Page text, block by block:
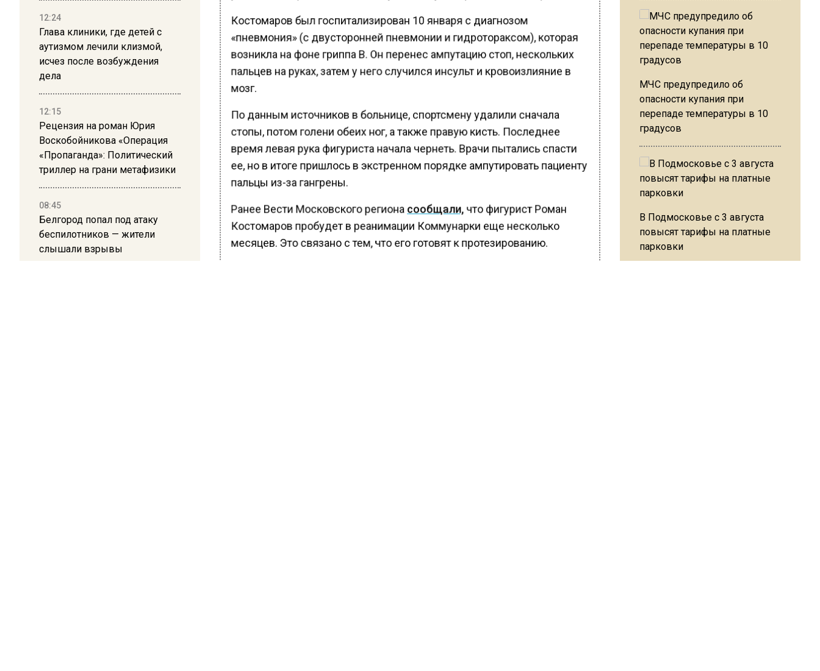
12:24
Глава клиники, где детей с
аутизмом лечили клизмой,
исчез после возбуждения
дела
12:15
Рецензия на роман Юрия
Воскобойникова «Операция
«Пропаганда»: Политический
триллер на грани метафизики
08:45
Белгород попал под атаку
беспилотников — жители
слышали взрывы
Костомаров был госпитализирован 10 января с диагнозом
«пневмония» (с двусторонней пневмонии и гидротораксом), которая
возникла на фоне гриппа B. Он перенес ампутацию стоп, нескольких
пальцев на руках, затем у него случился инсульт и кровоизлияние в
мозг.
По данным источников в больнице, спортсмену удалили сначала
стопы, потом голени обеих ног, а также правую кисть. Последнее
время левая рука фигуриста начала чернеть. Врачи пытались спасти
ее, но в итоге пришлось в экстренном порядке ампутировать пациенту
пальцы из-за гангрены.
Ранее Вести Московского региона сообщали, что фигурист Роман
Костомаров пробудет в реанимации Коммунарки еще несколько
месяцев. Это связано с тем, что его готовят к протезированию.
МЧС предупредило об
опасности купания при
перепаде температуры в 10
градусов
В Подмосковье с 3 августа
повысят тарифы на платные
парковки